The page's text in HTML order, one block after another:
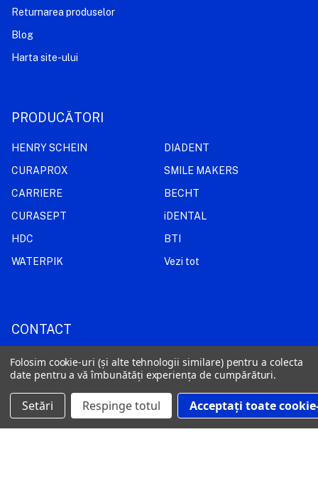
Returnarea produselor
Blog
Harta site-ului
PRODUCĂTORI
HENRY SCHEIN
CURAPROX
CARRIERE
CURASEPT
HDC
WATERPIK
DIADENT
SMILE MAKERS
BECHT
iDENTAL
BTI
Vezi tot
CONTACT
+40 769 059 907
comenzi@dentamericadistribution.ro
Strada Alexandru Constantinescu nr. 12, Sector 1, București, RO-
011473
Folosim cookie-uri (și alte tehnologii similare) pentru a colecta
date pentru a vă îmbunătăți experiența de cumpărături.
Setări Respinge totul Acceptați toate